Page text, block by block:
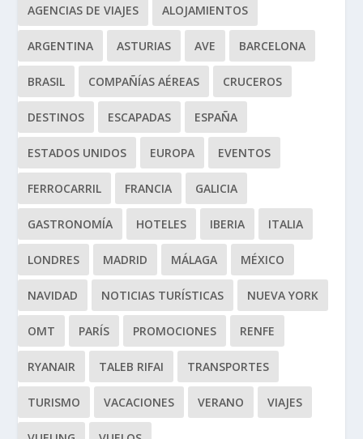
AGENCIAS DE VIAJES ALOJAMIENTOS
ARGENTINA ASTURIAS AVE BARCELONA
BRASIL COMPAÑÍAS AÉREAS CRUCEROS
DESTINOS ESCAPADAS ESPAÑA
ESTADOS UNIDOS EUROPA EVENTOS
FERROCARRIL FRANCIA GALICIA
GASTRONOMÍA HOTELES IBERIA ITALIA
LONDRES MADRID MÁLAGA MÉXICO
NAVIDAD NOTICIAS TURÍSTICAS NUEVA YORK
OMT PARÍS PROMOCIONES RENFE
RYANAIR TALEB RIFAI TRANSPORTES
TURISMO VACACIONES VERANO VIAJES